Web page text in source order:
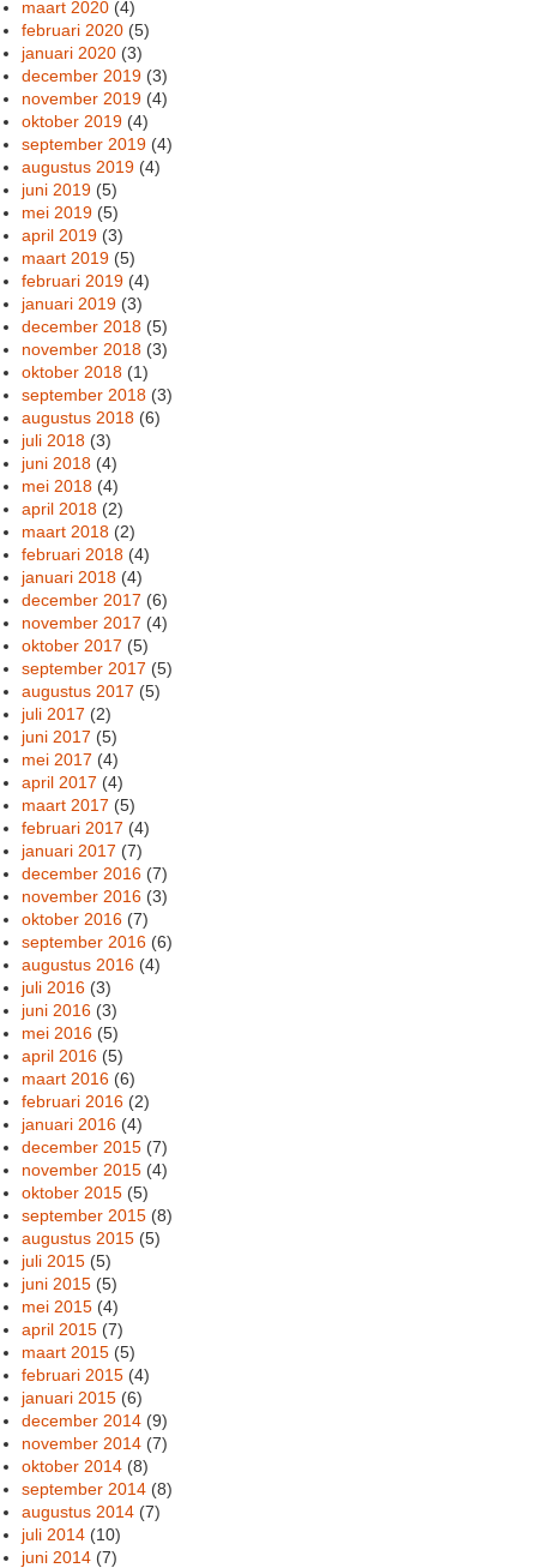
maart 2020 (4)
februari 2020 (5)
januari 2020 (3)
december 2019 (3)
november 2019 (4)
oktober 2019 (4)
september 2019 (4)
augustus 2019 (4)
juni 2019 (5)
mei 2019 (5)
april 2019 (3)
maart 2019 (5)
februari 2019 (4)
januari 2019 (3)
december 2018 (5)
november 2018 (3)
oktober 2018 (1)
september 2018 (3)
augustus 2018 (6)
juli 2018 (3)
juni 2018 (4)
mei 2018 (4)
april 2018 (2)
maart 2018 (2)
februari 2018 (4)
januari 2018 (4)
december 2017 (6)
november 2017 (4)
oktober 2017 (5)
september 2017 (5)
augustus 2017 (5)
juli 2017 (2)
juni 2017 (5)
mei 2017 (4)
april 2017 (4)
maart 2017 (5)
februari 2017 (4)
januari 2017 (7)
december 2016 (7)
november 2016 (3)
oktober 2016 (7)
september 2016 (6)
augustus 2016 (4)
juli 2016 (3)
juni 2016 (3)
mei 2016 (5)
april 2016 (5)
maart 2016 (6)
februari 2016 (2)
januari 2016 (4)
december 2015 (7)
november 2015 (4)
oktober 2015 (5)
september 2015 (8)
augustus 2015 (5)
juli 2015 (5)
juni 2015 (5)
mei 2015 (4)
april 2015 (7)
maart 2015 (5)
februari 2015 (4)
januari 2015 (6)
december 2014 (9)
november 2014 (7)
oktober 2014 (8)
september 2014 (8)
augustus 2014 (7)
juli 2014 (10)
juni 2014 (7)